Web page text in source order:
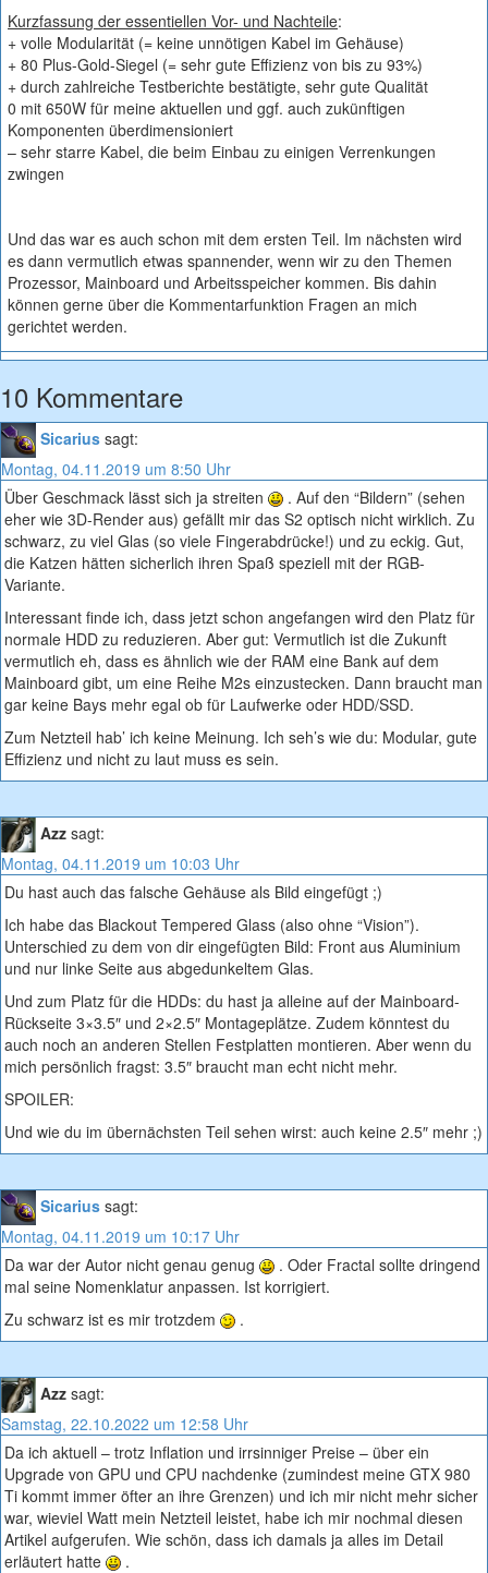
Kurzfassung der essentiellen Vor- und Nachteile:
+ volle Modularität (= keine unnötigen Kabel im Gehäuse)
+ 80 Plus-Gold-Siegel (= sehr gute Effizienz von bis zu 93%)
+ durch zahlreiche Testberichte bestätigte, sehr gute Qualität
0 mit 650W für meine aktuellen und ggf. auch zukünftigen
Komponenten überdimensioniert
– sehr starre Kabel, die beim Einbau zu einigen Verrenkungen
zwingen
Und das war es auch schon mit dem ersten Teil. Im nächsten wird
es dann vermutlich etwas spannender, wenn wir zu den Themen
Prozessor, Mainboard und Arbeitsspeicher kommen. Bis dahin
können gerne über die Kommentarfunktion Fragen an mich
gerichtet werden.
10 Kommentare
Sicarius sagt:
Montag, 04.11.2019 um 8:50 Uhr
Über Geschmack lässt sich ja streiten
. Auf den “Bildern” (sehen
eher wie 3D-Render aus) gefällt mir das S2 optisch nicht wirklich. Zu
schwarz, zu viel Glas (so viele Fingerabdrücke!) und zu eckig. Gut,
die Katzen hätten sicherlich ihren Spaß speziell mit der RGB-
Variante.
Interessant finde ich, dass jetzt schon angefangen wird den Platz für
normale HDD zu reduzieren. Aber gut: Vermutlich ist die Zukunft
vermutlich eh, dass es ähnlich wie der RAM eine Bank auf dem
Mainboard gibt, um eine Reihe M2s einzustecken. Dann braucht man
gar keine Bays mehr egal ob für Laufwerke oder HDD/SSD.
Zum Netzteil hab’ ich keine Meinung. Ich seh’s wie du: Modular, gute
Effizienz und nicht zu laut muss es sein.
Azz sagt:
Montag, 04.11.2019 um 10:03 Uhr
Du hast auch das falsche Gehäuse als Bild eingefügt ;)
Ich habe das Blackout Tempered Glass (also ohne “Vision”).
Unterschied zu dem von dir eingefügten Bild: Front aus Aluminium
und nur linke Seite aus abgedunkeltem Glas.
Und zum Platz für die HDDs: du hast ja alleine auf der Mainboard-
Rückseite 3×3.5″ und 2×2.5″ Montageplätze. Zudem könntest du
auch noch an anderen Stellen Festplatten montieren. Aber wenn du
mich persönlich fragst: 3.5″ braucht man echt nicht mehr.
SPOILER:
Und wie du im übernächsten Teil sehen wirst: auch keine 2.5″ mehr ;)
Sicarius sagt:
Montag, 04.11.2019 um 10:17 Uhr
Da war der Autor nicht genau genug
. Oder Fractal sollte dringend
mal seine Nomenklatur anpassen. Ist korrigiert.
Zu schwarz ist es mir trotzdem
.
Azz sagt:
Samstag, 22.10.2022 um 12:58 Uhr
Da ich aktuell – trotz Inflation und irrsinniger Preise – über ein
Upgrade von GPU und CPU nachdenke (zumindest meine GTX 980
Ti kommt immer öfter an ihre Grenzen) und ich mir nicht mehr sicher
war, wieviel Watt mein Netzteil leistet, habe ich mir nochmal diesen
Artikel aufgerufen. Wie schön, dass ich damals ja alles im Detail
erläutert hatte
.